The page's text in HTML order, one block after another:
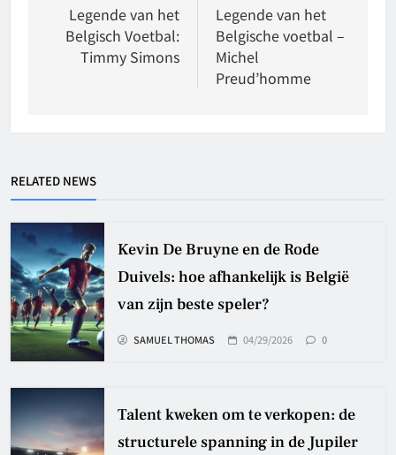
navigation
Legende van het
Belgisch Voetbal:
Timmy Simons
Legende van het
Belgische voetbal –
Michel
Preud’homme
RELATED NEWS
Kevin De Bruyne en de Rode
Duivels: hoe afhankelijk is België
van zijn beste speler?
SAMUEL THOMAS 04/29/2026 0
Talent kweken om te verkopen: de
structurele spanning in de Jupiler